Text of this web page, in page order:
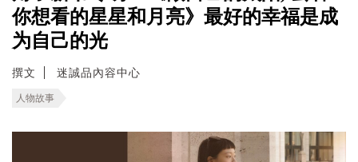
你想看的星星和月亮》最好的幸福是成
为自己的光
撰文 迷誠品內容中心
人物故事